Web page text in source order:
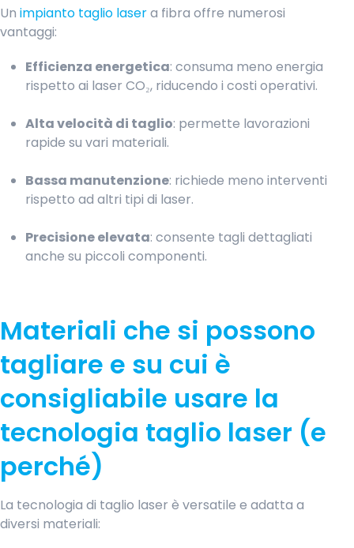
Un impianto taglio lasera fibra offre numerosi
vantaggi:
Efficienza energetica: consuma meno energia
rispetto ai laser CO₂, riducendo i costi operativi.
Alta velocità di taglio: permette lavorazioni
rapide su vari materiali. ​
Bassa manutenzione: richiede meno interventi
rispetto ad altri tipi di laser.
Precisione elevata: consente tagli dettagliati
anche su piccoli componenti.
Materiali che si possono
tagliare e su cui è
consigliabile usare la
tecnologia taglio laser (e
perché)
La tecnologia di taglio laser è versatile e adatta a
diversi materiali:​